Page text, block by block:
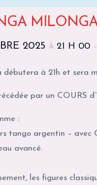
2025 À 21 H 00 –
débutera à 21h et sera
par un COURS
:
tango argentin – avec
avancé.
les figures